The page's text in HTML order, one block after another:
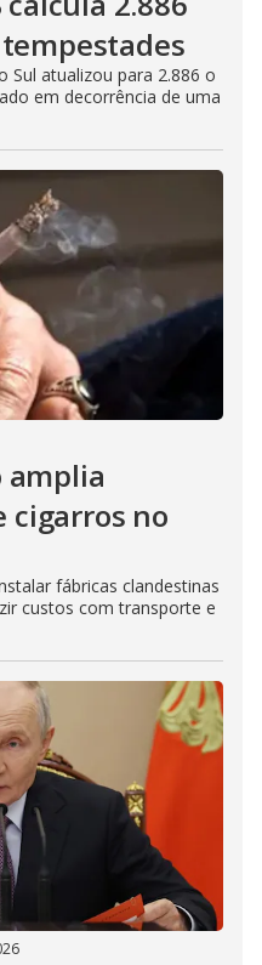
Sul atualizou para 2.886 o
em decorrência de uma
amplia
cigarros no
fábricas clandestinas
custos com transporte e